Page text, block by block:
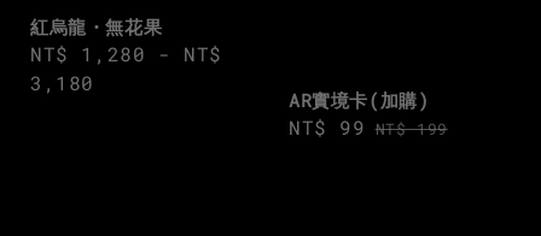
紅烏龍・無花果
Regular
price
NT$ 1,280 - NT$
3,180
AR實境卡(加購)
Sale
NT$ 99 Regular
NT$ 199